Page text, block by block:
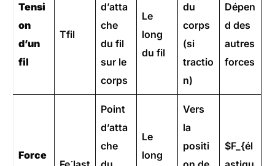
Tensi
on
d’un
fil
Tfil​
d’atta
che
du fil
sur le
corps
Le
long
du fil
du
corps
(si
tractio
n)
Dépen
d des
autres
forces
Force
Point
d’atta
che
Le
long
Vers
la
positi
$F_{él